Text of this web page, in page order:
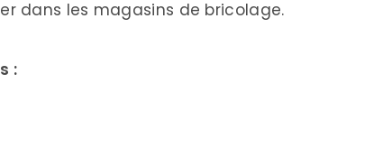
dans les magasins de bricolage.
: